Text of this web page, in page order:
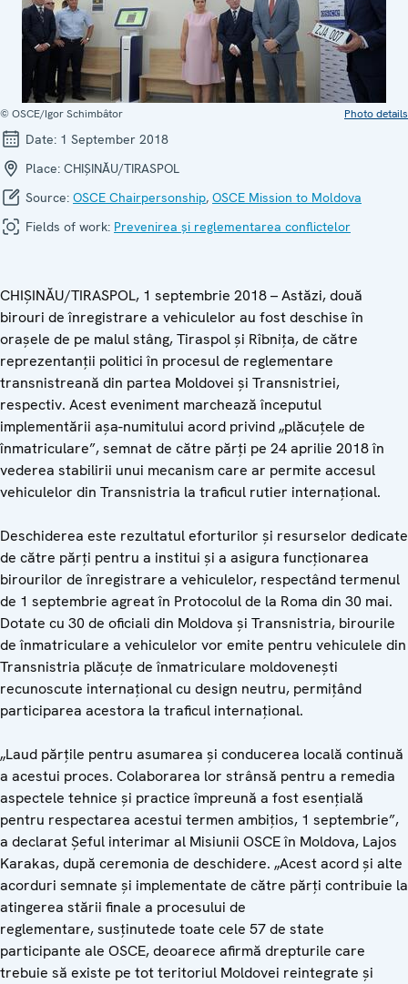
© OSCE/Igor Schimbâtor Photo details
Date: 1 September 2018
Place: CHIȘINĂU/TIRASPOL
Source: OSCE Chairpersonship, OSCE Mission to Moldova
Fields of work: Prevenirea și reglementarea conflictelor
CHIȘINĂU/TIRASPOL, 1 septembrie 2018 – Astăzi, două
birouri de înregistrare a vehiculelor au fost deschise în
orașele de pe malul stâng, Tiraspol și Rîbnița, de către
reprezentanții politici în procesul de reglementare
transnistreană din partea Moldovei și Transnistriei,
respectiv. Acest eveniment marchează începutul
implementării așa-numitului acord privind „plăcuțele de
înmatriculare”, semnat de către părți pe 24 aprilie 2018 în
vederea stabilirii unui mecanism care ar permite accesul
vehiculelor din Transnistria la traficul rutier internațional.
Deschiderea este rezultatul eforturilor și resurselor dedicate
de către părți pentru a institui și a asigura funcționarea
birourilor de înregistrare a vehiculelor, respectând termenul
de 1 septembrie agreat în Protocolul de la Roma din 30 mai.
Dotate cu 30 de oficiali din Moldova și Transnistria, birourile
de înmatriculare a vehiculelor vor emite pentru vehiculele din
Transnistria plăcuțe de înmatriculare moldovenești
recunoscute internațional cu design neutru, permițând
participarea acestora la traficul internațional.
„Laud părțile pentru asumarea și conducerea locală continuă
a acestui proces. Colaborarea lor strânsă pentru a remedia
aspectele tehnice și practice împreună a fost esențială
pentru respectarea acestui termen ambițios, 1 septembrie”,
a declarat Șeful interimar al Misiunii OSCE în Moldova, Lajos
Karakas, după ceremonia de deschidere. „Acest acord și alte
acorduri semnate și implementate de către părți contribuie la
atingerea stării finale a procesului de
reglementare, susținutede toate cele 57 de state
participante ale OSCE, deoarece afirmă drepturile care
trebuie să existe pe tot teritoriul Moldovei reintegrate și